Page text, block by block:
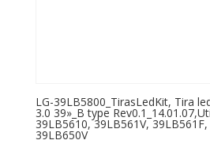
LG-39LB5800_TirasLedKit, Tira
3.0 39»_B type
39LB5610, 39LB561V,
39LB650V